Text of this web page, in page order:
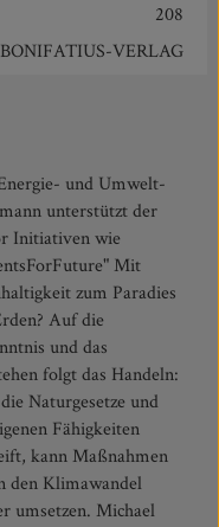
208
BONIFATIUS-VERLAG